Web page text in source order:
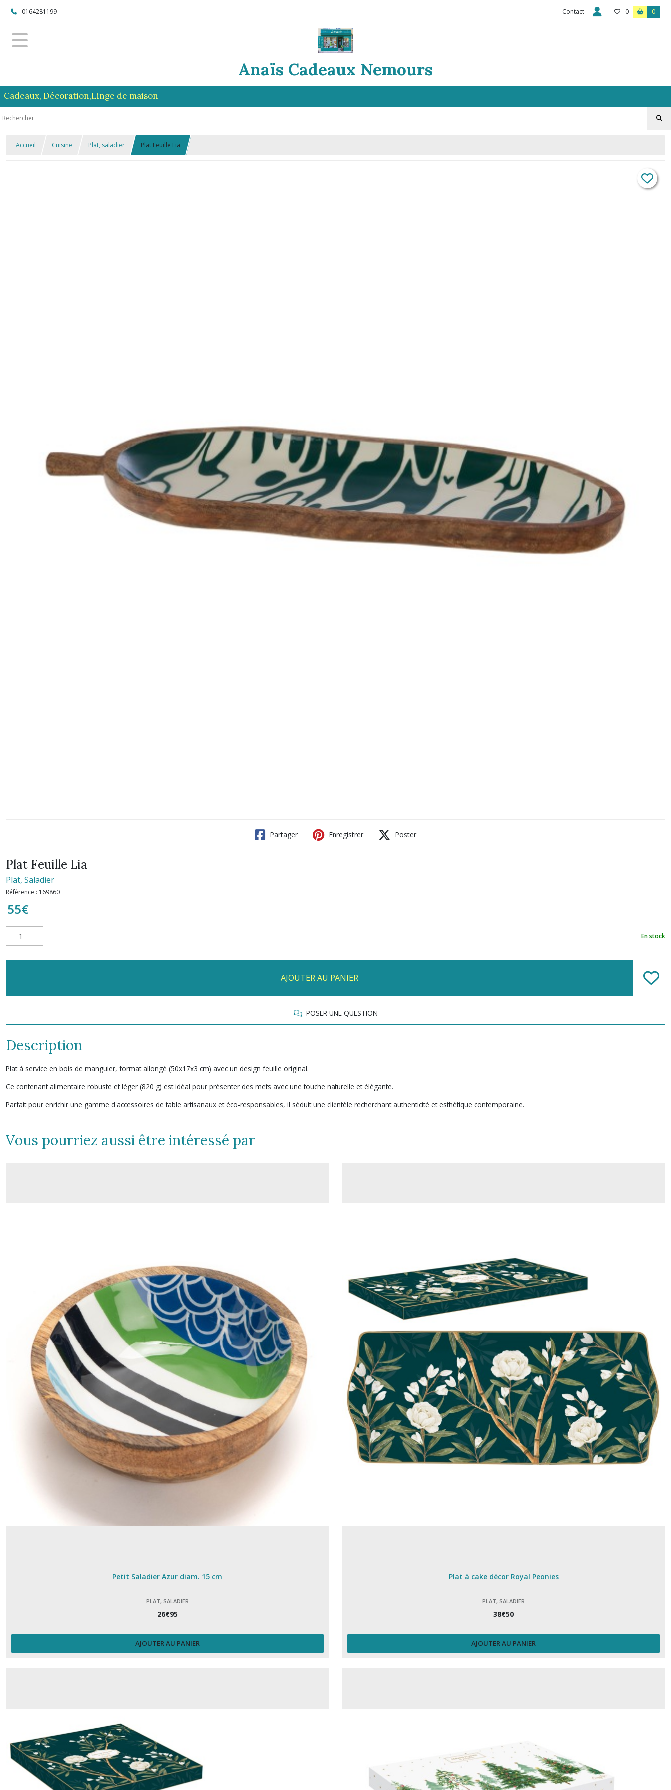
0164281199 Contact 0 0
Anaïs Cadeaux Nemours
Cadeaux, Décoration,Linge de maison
Accueil Cuisine Plat, saladier Plat Feuille Lia
Partager Enregistrer Poster
Plat Feuille Lia
Plat, Saladier
Référence : 169860
55€
En stock
AJOUTER AU PANIER
POSER UNE QUESTION
Description
Plat à service en bois de manguier, format allongé (50x17x3 cm) avec un design feuille original.
Ce contenant alimentaire robuste et léger (820 g) est idéal pour présenter des mets avec une touche naturelle et élégante.
Parfait pour enrichir une gamme d'accessoires de table artisanaux et éco-responsables, il séduit une clientèle recherchant authenticité et esthétique contemporaine.
Vous pourriez aussi être intéressé par
Petit Saladier Azur diam. 15 cm
PLAT, SALADIER
26€95
AJOUTER AU PANIER
Plat à cake décor Royal Peonies
PLAT, SALADIER
38€50
AJOUTER AU PANIER